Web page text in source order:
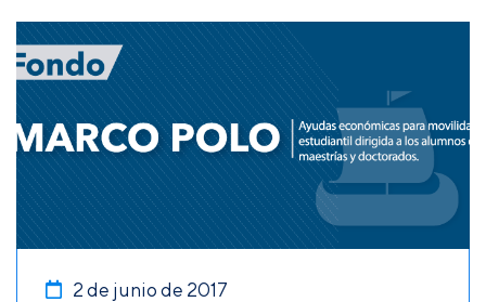
2 de junio de 2017